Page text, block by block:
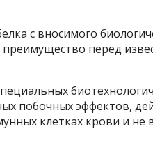
с вносимого
перед
побочных эффектов,
клетках крови и не